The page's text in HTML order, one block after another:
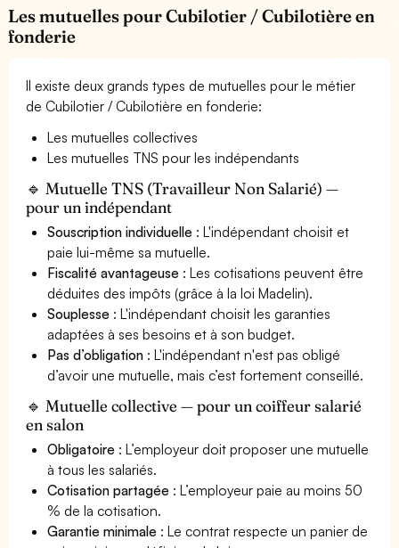
Les mutuelles pour Cubilotier / Cubilotière en
fonderie
Il existe deux grands types de mutuelles pour le métier
de Cubilotier / Cubilotière en fonderie:
Les mutuelles collectives
Les mutuelles TNS pour les indépendants
🔹 Mutuelle TNS (Travailleur Non Salarié) —
pour un indépendant
Souscription individuelle : L'indépendant choisit et
paie lui-même sa mutuelle.
Fiscalité avantageuse : Les cotisations peuvent être
déduites des impôts (grâce à la loi Madelin).
Souplesse : L'indépendant choisit les garanties
adaptées à ses besoins et à son budget.
Pas d’obligation : L'indépendant n'est pas obligé
d’avoir une mutuelle, mais c’est fortement conseillé.
🔹 Mutuelle collective — pour un coiffeur salarié
en salon
Obligatoire : L’employeur doit proposer une mutuelle
à tous les salariés.
Cotisation partagée : L’employeur paie au moins 50
% de la cotisation.
Garantie minimale : Le contrat respecte un panier de